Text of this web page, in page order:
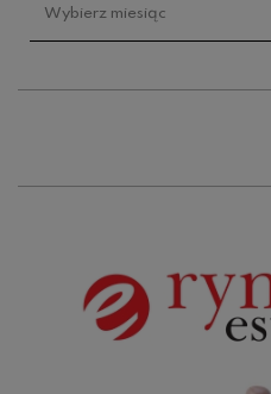
Wybierz miesiąc